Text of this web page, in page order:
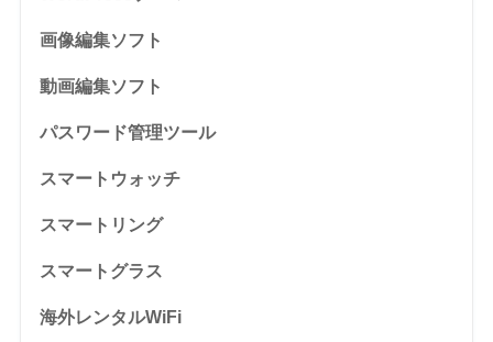
画像編集ソフト
動画編集ソフト
パスワード管理ツール
スマートウォッチ
スマートリング
スマートグラス
海外レンタルWiFi